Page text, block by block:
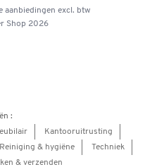
aanbiedingen excl. btw
Shop 2026
:
Kantooruitrusting
Reiniging & hygiëne
Techniek
& verzenden